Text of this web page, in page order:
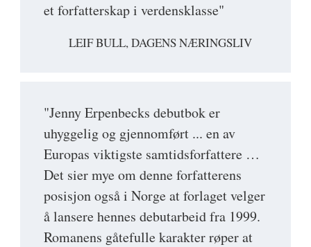
et forfatterskap i verdensklasse"
LEIF BULL, DAGENS NÆRINGSLIV
"Jenny Erpenbecks debutbok er
uhyggelig og gjennomført ... en av
Europas viktigste samtidsforfattere …
Det sier mye om denne forfatterens
posisjon også i Norge at forlaget velger
å lansere hennes debutarbeid fra 1999.
Romanens gåtefulle karakter røper at